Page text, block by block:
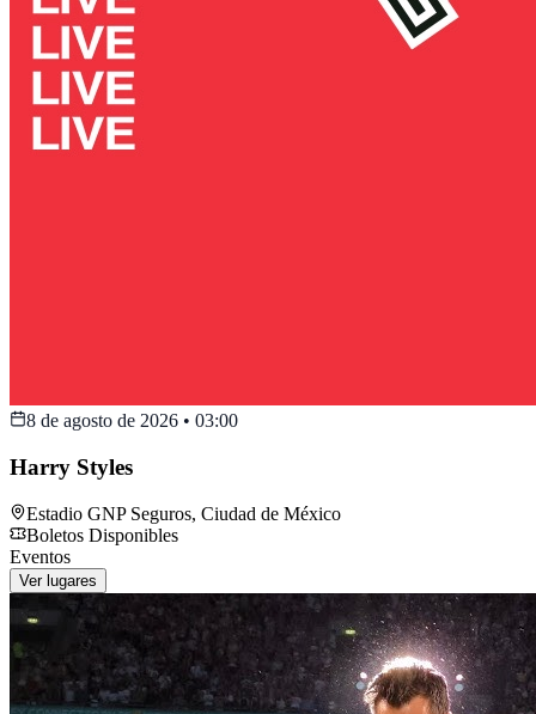
8 de agosto de 2026 • 03:00
Harry Styles
Estadio GNP Seguros, Ciudad de México
Boletos Disponibles
Eventos
Ver lugares